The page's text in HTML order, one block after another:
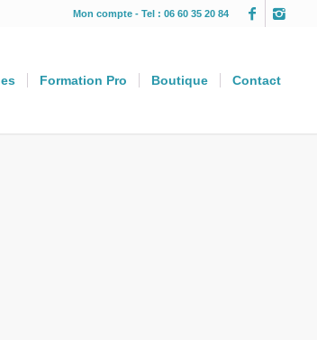
Mon compte- Tel : 06 60 35 20 84
Formation Pro Boutique Contact